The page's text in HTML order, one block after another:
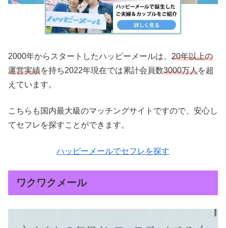
2000年からスタートしたハッピーメールは、 20年以上の
運営実績を持ち2022年現在では累計会員数3000万人を超
えています。
こちらも国内最大級のマッチングサイトですので、安心し
てセフレを探すことができます。
ハッピーメールでセフレを探す
ワクワクメール